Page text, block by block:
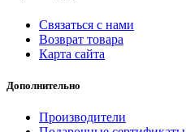
Связаться с нами
Возврат товара
Карта сайта
Дополнительно
Производители